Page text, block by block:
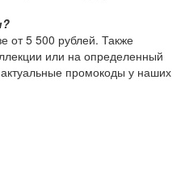
от 5 500 рублей. Также
или на определенный
актуальные промокоды у наших